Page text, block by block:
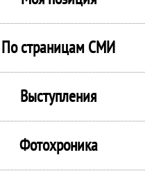
По страницам СМИ
Выступления
Фотохроника